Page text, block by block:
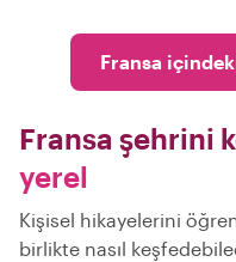
Fransa
Fransa şehrini
yerel
Kişisel hikayelerini
birlikte nasıl